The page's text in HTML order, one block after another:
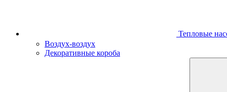
Тепловые
Воздух-воздух
Декоративные короба